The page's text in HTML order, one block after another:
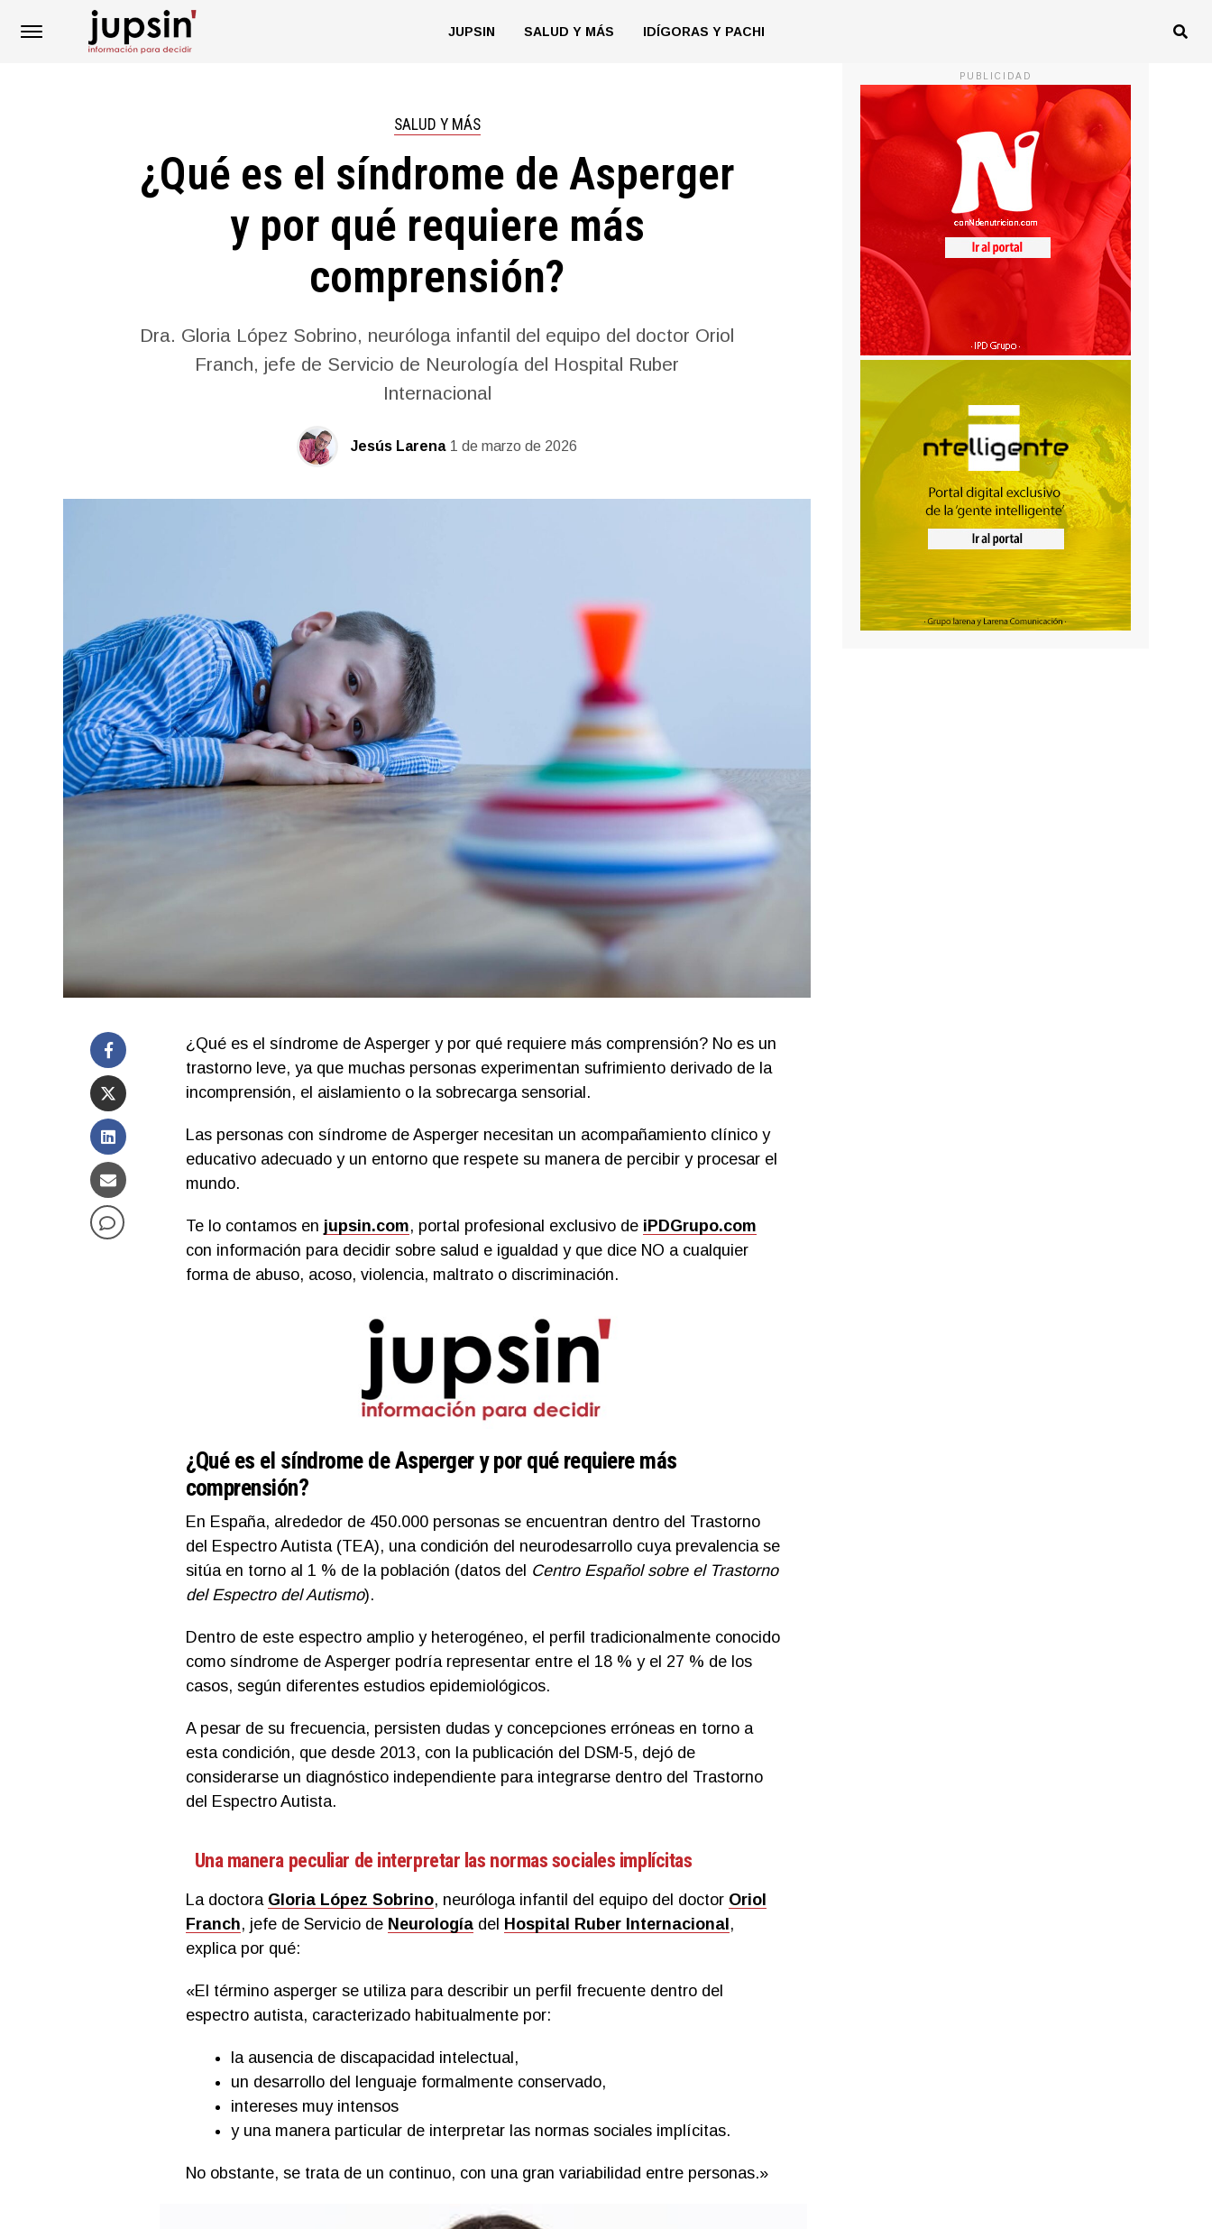
JUPSIN SALUD Y MÁS IDÍGORAS Y PACHI
SALUD Y MÁS
¿Qué es el síndrome de Asperger
y por qué requiere más
comprensión?
Dra. Gloria López Sobrino, neuróloga infantil del equipo del doctor Oriol
Franch, jefe de Servicio de Neurología del Hospital Ruber
Internacional
Jesús Larena 1 de marzo de 2026
¿Qué es el síndrome de Asperger y por qué requiere más comprensión? No es un
trastorno leve, ya que muchas personas experimentan sufrimiento derivado de la
incomprensión, el aislamiento o la sobrecarga sensorial.
Las personas con síndrome de Asperger necesitan un acompañamiento clínico y
educativo adecuado y un entorno que respete su manera de percibir y procesar el
mundo.
Te lo contamos en jupsin.com, portal profesional exclusivo de iPDGrupo.com
con información para decidir sobre salud e igualdad y que dice NO a cualquier
forma de abuso, acoso, violencia, maltrato o discriminación.
¿Qué es el síndrome de Asperger y por qué requiere más
comprensión?
En España, alrededor de 450.000 personas se encuentran dentro del Trastorno
del Espectro Autista (TEA), una condición del neurodesarrollo cuya prevalencia se
sitúa en torno al 1 % de la población (datos del Centro Español sobre el Trastorno
del Espectro del Autismo).
Dentro de este espectro amplio y heterogéneo, el perfil tradicionalmente conocido
como síndrome de Asperger podría representar entre el 18 % y el 27 % de los
casos, según diferentes estudios epidemiológicos.
A pesar de su frecuencia, persisten dudas y concepciones erróneas en torno a
esta condición, que desde 2013, con la publicación del DSM-5, dejó de
considerarse un diagnóstico independiente para integrarse dentro del Trastorno
del Espectro Autista.
Una manera peculiar de interpretar las normas sociales implícitas
La doctora Gloria López Sobrino, neuróloga infantil del equipo del doctor Oriol
Franch, jefe de Servicio de Neurologíadel Hospital Ruber Internacional ,
explica por qué:
«El término asperger se utiliza para describir un perfil frecuente dentro del
espectro autista, caracterizado habitualmente por:
la ausencia de discapacidad intelectual,
un desarrollo del lenguaje formalmente conservado,
intereses muy intensos
y una manera particular de interpretar las normas sociales implícitas.
No obstante, se trata de un continuo, con una gran variabilidad entre personas.»
PUBLICIDAD